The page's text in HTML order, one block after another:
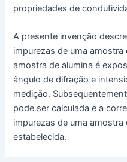
propriedades de
A presente invenção
impurezas de uma amostra
amostra de alumina é
ângulo de difração e
medição.
pode ser calculada e a
impurezas de uma
estabelecida.